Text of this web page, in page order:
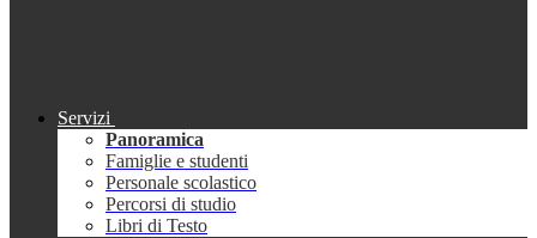
Servizi
Panoramica
Famiglie e studenti
Personale scolastico
Percorsi di studio
Libri di Testo